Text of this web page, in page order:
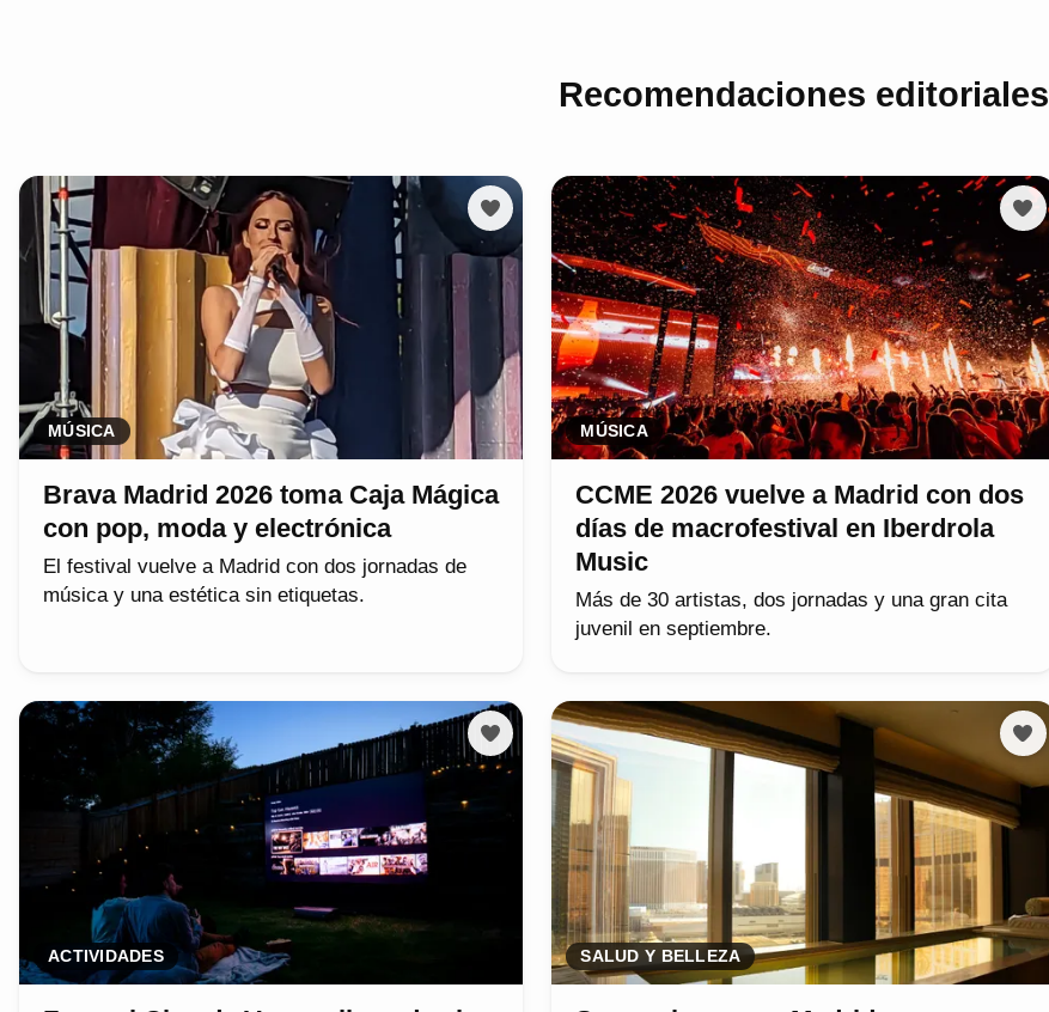
Recomendaciones editoriales
MÚSICA
Brava Madrid 2026 toma Caja Mágica
con pop, moda y electrónica
El festival vuelve a Madrid con dos jornadas de
música y una estética sin etiquetas.
MÚSICA
CCME 2026 vuelve a Madrid con dos
días de macrofestival en Iberdrola
Music
Más de 30 artistas, dos jornadas y una gran cita
juvenil en septiembre.
ACTIVIDADES SALUD Y BELLEZA